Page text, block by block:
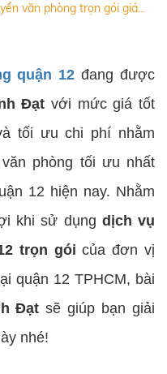
văn phòng trọn gói giá...
quận 12 đang được
Đạt với mức giá tốt
tối ưu chi phí nhằm
phòng tối ưu nhất
12 hiện nay. Nhằm
khi sử dụng dịch vụ
trọn gói của đơn vị
quận 12 TPHCM, bài
Đạt sẽ giúp bạn giải
nhé!